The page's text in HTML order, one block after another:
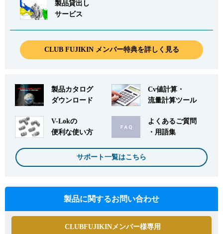
製品貸出し
サービス
CLUB FUJIKIN メンバー特典を詳しく見る
製品カタログ
ダウンロード
Cv値計算・
流量計算ツール
V-Lokの
便利な使い方
よくあるご質問
・用語集
サポート一覧はこちら
製品に関するお問い合わせ
CLUBFUJIKINメンバー様専用